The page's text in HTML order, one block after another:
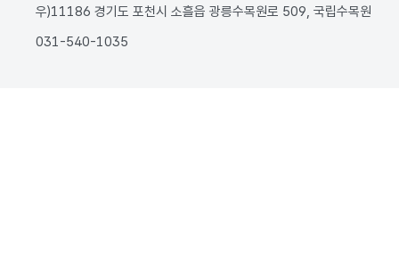
우)11186 경기도 포천시 소흘읍 광릉수목원로 509, 국립수목원
031-540-1035